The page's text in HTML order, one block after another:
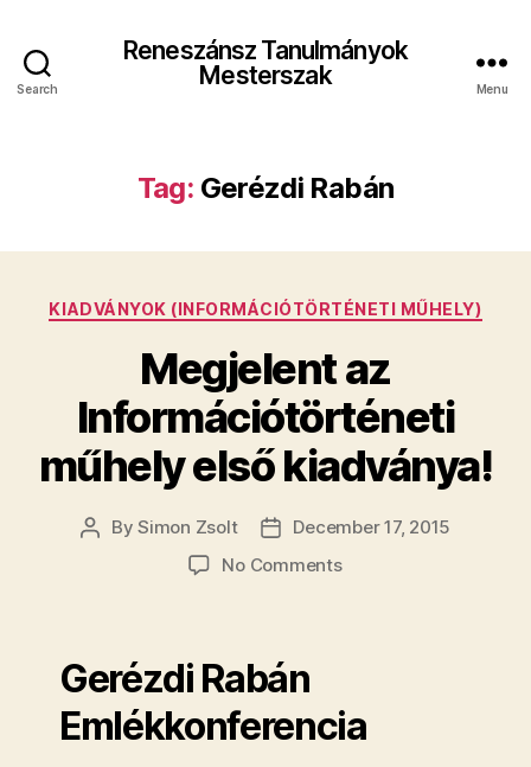
Search
Reneszánsz Tanulmányok
Mesterszak
Menu
Tag: Gerézdi Rabán
Categories
KIADVÁNYOK (INFORMÁCIÓTÖRTÉNETI MŰHELY)
Megjelent az
Információtörténeti
műhely első kiadványa!
PostBySimon Zsolt
PostDecember 17, 2015
No Commentson
kiadványa!
Gerézdi Rabán
Emlékkonferencia